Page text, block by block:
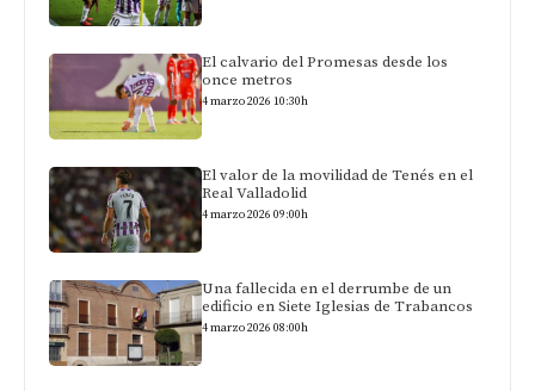
El calvario del Promesas desde los
once metros
4 marzo 2026 10:30h
El valor de la movilidad de Tenés en el
Real Valladolid
4 marzo 2026 09:00h
Una fallecida en el derrumbe de un
edificio en Siete Iglesias de Trabancos
4 marzo 2026 08:00h